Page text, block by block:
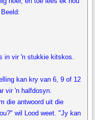
in vir 'n stukkie kitskos.
kan kry van 6, 9 of 12
vir 'n halfdosyn.
die antwoord uit die
wil Lood weet. "Jy kan